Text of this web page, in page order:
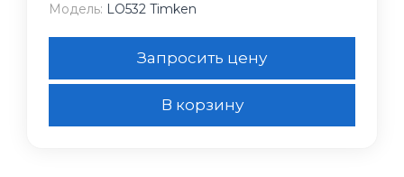
Модель: LO532 Timken
Запросить цену
В корзину